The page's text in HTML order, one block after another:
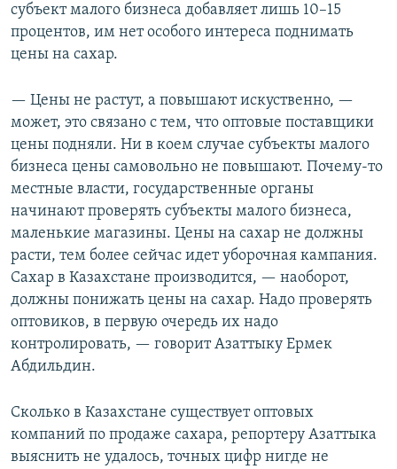
субъект малого бизнеса добавляет лишь 10–15
процентов, им нет особого интереса поднимать
цены на сахар.
— Цены не растут, а повышают искуственно, —
может, это связано с тем, что оптовые поставщики
цены подняли. Ни в коем случае субъекты малого
бизнеса цены самовольно не повышают. Почему-то
местные власти, государственные органы
начинают проверять субъекты малого бизнеса,
маленькие магазины. Цены на сахар не должны
расти, тем более сейчас идет уборочная кампания.
Сахар в Казахстане производится, — наоборот,
должны понижать цены на сахар. Надо проверять
оптовиков, в первую очередь их надо
контролировать, — говорит Азаттыку Ермек
Абдильдин.
Сколько в Казахстане существует оптовых
компаний по продаже сахара, репортеру Азаттыка
выяснить не удалось, точных цифр нигде не